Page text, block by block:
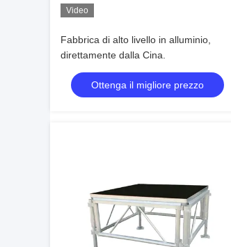
Video
Fabbrica di alto livello in alluminio,
direttamente dalla Cina.
Ottenga il migliore prezzo